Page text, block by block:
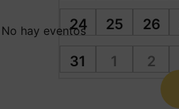
24 25 26
31 1 2
No hay eventos